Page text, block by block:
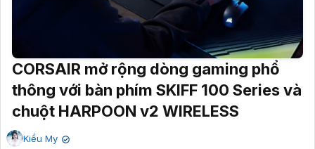
CORSAIR mở rộng dòng gaming phổ
thông với bàn phím SKIFF 100 Series và
chuột HARPOON v2 WIRELESS
Kiều My ✔